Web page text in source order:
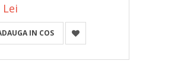
Lei
IN COS